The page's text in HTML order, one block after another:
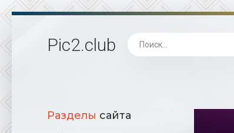
Pic2.club
Разделы сайта